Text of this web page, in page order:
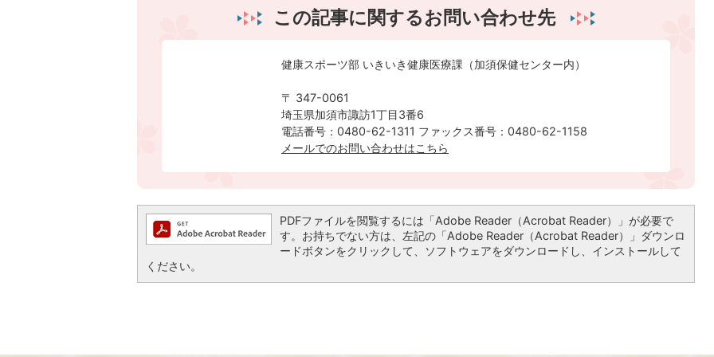
この記事に関するお問い合わせ先
健康スポーツ部 いきいき健康医療課（加須保健センター内）
〒 347-0061
埼玉県加須市諏訪1丁目3番6
電話番号：0480-62-1311 ファックス番号：0480-62-1158
​​​​​​​メールでのお問い合わせはこちら
PDFファイルを閲覧するには「Adobe Reader（Acrobat Reader）」が必要で
す。お持ちでない方は、左記の「Adobe Reader（Acrobat Reader）」ダウンロ
ードボタンをクリックして、ソフトウェアをダウンロードし、インストールして
ください。